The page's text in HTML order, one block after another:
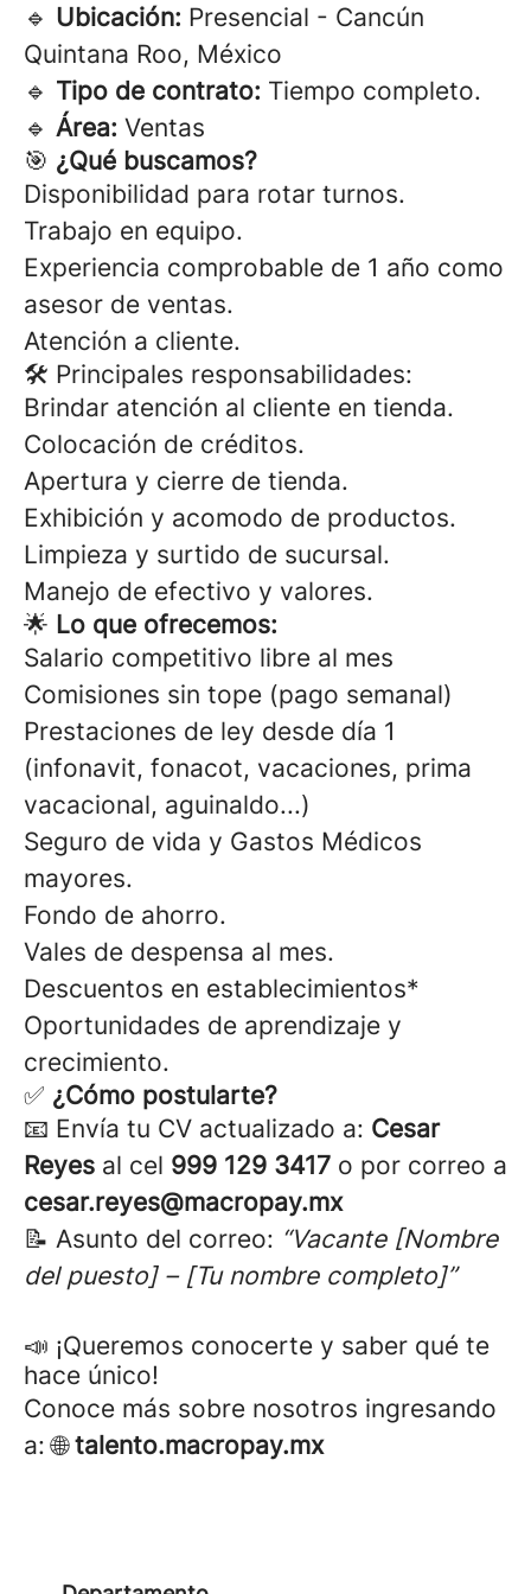
🔹 Ubicación: Presencial - Cancún
Quintana Roo, México
🔹 Tipo de contrato: Tiempo completo.
🔹 Área: Ventas
🎯 ¿Qué buscamos?
Disponibilidad para rotar turnos.
Trabajo en equipo.
Experiencia comprobable de 1 año como
asesor de ventas.
Atención a cliente.
🛠 Principales responsabilidades:
Brindar atención al cliente en tienda.
Colocación de créditos.
Apertura y cierre de tienda.
Exhibición y acomodo de productos.
Limpieza y surtido de sucursal.
Manejo de efectivo y valores.
🌟 Lo que ofrecemos:
Salario competitivo libre al mes
Comisiones sin tope (pago semanal)
Prestaciones de ley desde día 1
(infonavit, fonacot, vacaciones, prima
vacacional, aguinaldo...)
Seguro de vida y Gastos Médicos
mayores.
Fondo de ahorro.
Vales de despensa al mes.
Descuentos en establecimientos*
Oportunidades de aprendizaje y
crecimiento.
✅ ¿Cómo postularte?
📧 Envía tu CV actualizado a: Cesar
Reyes al cel 999 129 3417 o por correo a
cesar.reyes@macropay.mx
📝 Asunto del correo: “Vacante [Nombre
del puesto] – [Tu nombre completo]”
📣 ¡Queremos conocerte y saber qué te
hace único!
Conoce más sobre nosotros ingresando
a: 🌐talento.macropay.mx